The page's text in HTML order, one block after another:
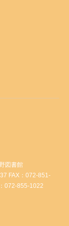
図書館
FAX：072-851-
072-855-1022